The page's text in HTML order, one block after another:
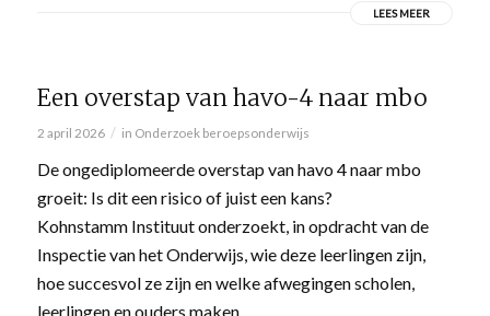
LEES MEER
Een overstap van havo-4 naar mbo
2 april 2026 / in Onderzoek beroepsonderwijs
De ongediplomeerde overstap van havo 4 naar mbo
groeit: Is dit een risico of juist een kans?
Kohnstamm Instituut onderzoekt, in opdracht van de
Inspectie van het Onderwijs, wie deze leerlingen zijn,
hoe succesvol ze zijn en welke afwegingen scholen,
leerlingen en ouders maken.